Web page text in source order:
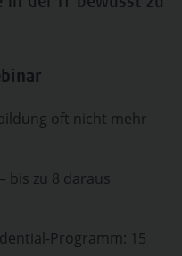
oft nicht mehr
bis zu 8 daraus
Programm: 15